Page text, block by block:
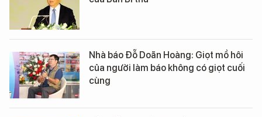
Nhà báo Đỗ Doãn Hoàng: Giọt mồ hôi
của người làm báo không có giọt cuối
cùng